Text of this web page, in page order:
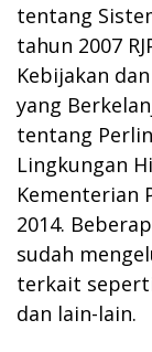
tentang
tahun 2007
Kebijakan
yang
tentang
Lingkungan
Kementerian
2014.
sudah
terkait
dan lain-lain.